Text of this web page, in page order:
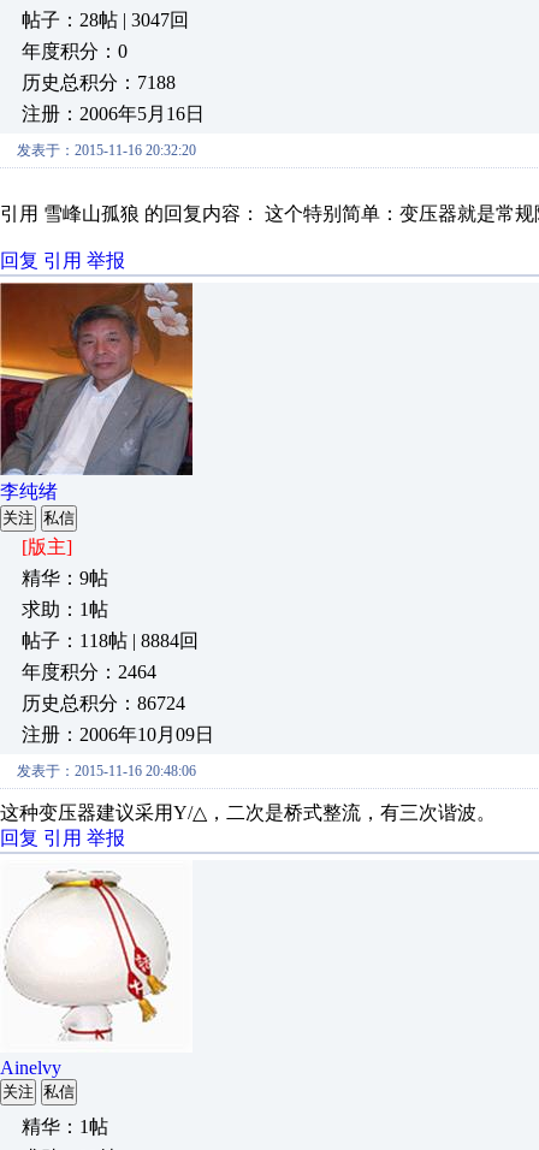
帖子：28帖 | 3047回
年度积分：0
历史总积分：7188
注册：2006年5月16日
发表于：2015-11-16 20:32:20
引用 雪峰山孤狼 的回复内容： 这个特别简单：变压器就是常
回复 引用 举报
李纯绪
关注 私信
[版主]
精华：9帖
求助：1帖
帖子：118帖 | 8884回
年度积分：2464
历史总积分：86724
注册：2006年10月09日
发表于：2015-11-16 20:48:06
这种变压器建议采用Y/△，二次是桥式整流，有三次谐波。
回复 引用 举报
Ainelvy
关注 私信
精华：1帖